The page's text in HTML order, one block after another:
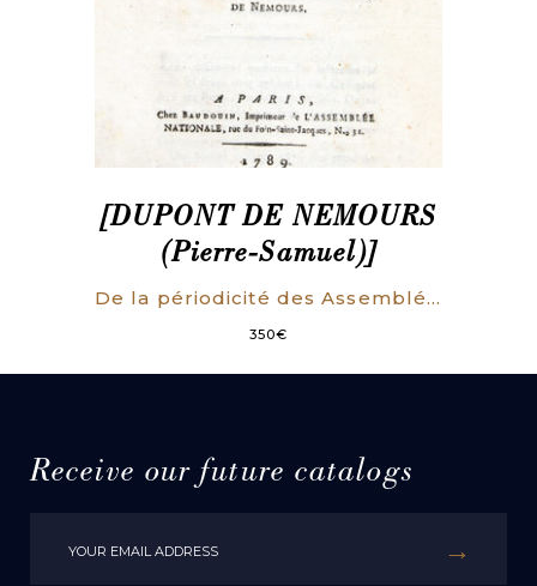
[DUPONT DE NEMOURS
(Pierre-Samuel)]
De la périodicité des Assemblées nationales, de leur organisation, de la forme à suivre pour amener les propositions qui pourront y être faites, à devenir des Loix ; & de la sanction nécessaire pour que ces Loix soient obligatoires.
350€
Receive our future catalogs